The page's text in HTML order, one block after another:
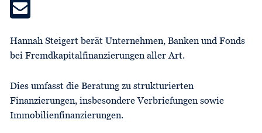
Hannah Steigert berät Unternehmen, Banken und Fonds
bei Fremdkapitalfinanzierungen aller Art.
Dies umfasst die Beratung zu strukturierten
Finanzierungen, insbesondere Verbriefungen sowie
Immobilienfinanzierungen.